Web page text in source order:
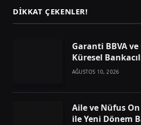
DIKKAT ÇEKENLER!
Garanti BBVA ve
Küresel
AĞUSTOS 10, 2026
Aile ve Nüfus On
ile Yeni Dönem